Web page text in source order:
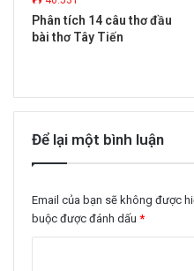
Phân tích 14 câu thơ đầu
bài thơ Tây Tiến
Để lại một bình luận
Email của bạn sẽ không được
buộc được đánh dấu *